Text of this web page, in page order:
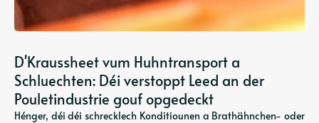
D'Kraussheet vum Huhntransport a
Schluechten: Déi verstoppt Leed an der
Pouletindustrie gouf opgedeckt
Hénger, déi déi schrecklech Konditiounen a Brathähnchen- oder